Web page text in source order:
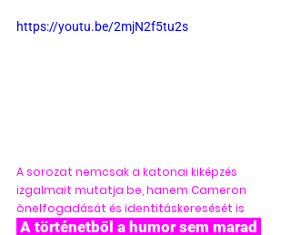
https://youtu.be/2mjN2f5tu2s
A sorozat nemcsak a katonai kiképzés
izgalmait mutatja be, hanem Cameron
önelfogadását és identitáskeresését is